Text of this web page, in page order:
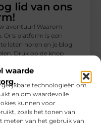
waarde
technologieën om
en om waardevolle
kunnen voor
zoals het tonen van
meten van het gebruik van
lid van ons
avontuur! Waarom
Ons platform is een
laten horen en je blog
Druk op de knop
nu aan!
nu!